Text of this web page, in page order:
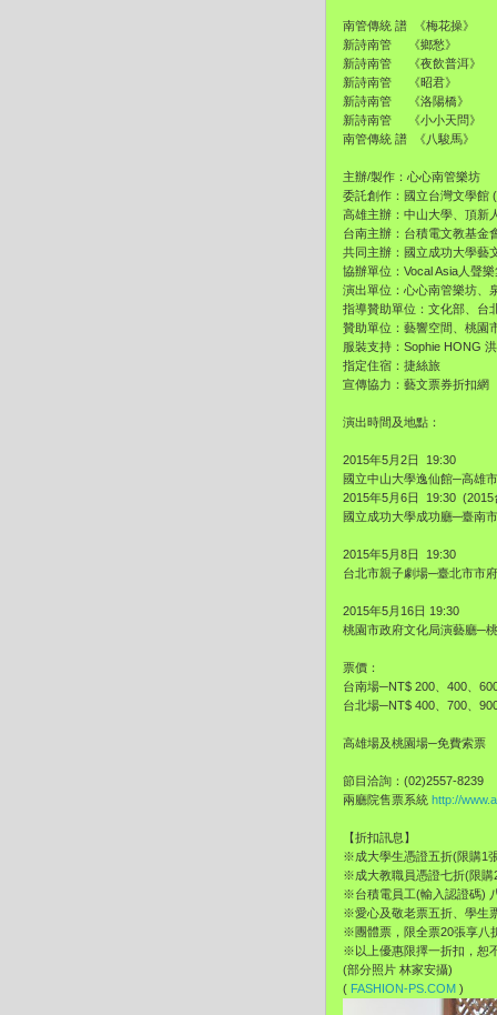
南管傳統 譜 《梅花操》
新詩南管 《鄉愁》
新詩南管 《夜飲普
新詩南管 《昭君》
新詩南管 《洛陽橋》
新詩南管 《小小天問》
南管傳統 譜 《八駿馬》
主辦/製作：心心南管樂坊
委託創作：國立台灣文學館
高雄主辦：中山大學、頂新
台南主辦：台積電文教基金
共同主辦：國立成功大學藝
協辦單位：Vocal Asia人聲
演出單位：心心南管樂坊、
指導贊助單位：文化部、台
贊助單位：藝響空間、
服裝支持：Sophie HONG
指定住宿：捷絲旅
宣傳協力：藝文票券折扣網
演出時間及地點：
2015年5月2日 19:30
國立中山大學逸仙館─高雄
2015年5月6日 19:30
國立成功大學成功廳─臺南
2015年5月8日 19:30
台北市親子劇場─臺北市市
2015年5月16日 19:30
桃園市政府文化局演藝廳─
票價：
台南場─NT$ 200、400、
台北場─NT$ 400、700、
高雄場及桃園場─免費索票
節目洽詢：(02)2557-8239
兩廳院售票系統 http://
【折扣訊息】
※成大學生憑證五折(限購1
※成大教職員憑證七折(限購
※台積電員工(輸入認證碼)
※愛心及敬老票五折、學生
※團體票，限全票20張享八
※以上優惠限擇一折扣，恕
(部分照片 林家安攝)
( FASHION-PS.COM )